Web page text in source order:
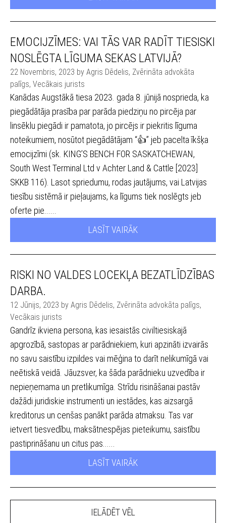
EMOCIJZĪMES: VAI TĀS VAR RADĪT TIESISKI
NOSLĒGTA LĪGUMA SEKAS LATVIJĀ?
22 Novembris, 2023 by Agris Dēdelis, Zvērināta advokāta
palīgs, Vecākais jurists
Kanādas Augstākā tiesa 2023. gada 8. jūnijā nosprieda, ka
piegādātāja prasība par parāda piedziņu no pircēja par
linsēklu piegādi ir pamatota, jo pircējs ir piekritis līguma
noteikumiem, nosūtot piegādātājam “👍” jeb pacelta īkšķa
emocijzīmi (sk. KING’S BENCH FOR SASKATCHEWAN,
South West Terminal Ltd v Achter Land & Cattle [2023]
SKKB 116). Lasot spriedumu, rodas jautājums, vai Latvijas
tiesību sistēmā ir pieļaujams, ka līgums tiek noslēgts jeb
oferte pie......
LASĪT VAIRĀK
RISKI NO VALDES LOCEKĻA BEZATLĪDZĪBAS
DARBA.
12 Jūnijs, 2023 by Agris Dēdelis, Zvērināta advokāta palīgs,
Vecākais jurists
Gandrīz ikviena persona, kas iesaistās civiltiesiskajā
apgrozībā, sastopas ar parādniekiem, kuri apzināti izvairās
no savu saistību izpildes vai mēģina to darīt nelikumīgā vai
neētiskā veidā. Jāuzsver, ka šāda parādnieku uzvedība ir
nepieņemama un pretlikumīga. Strīdu risināšanai pastāv
dažādi juridiskie instrumenti un iestādes, kas aizsargā
kreditorus un cenšas panākt parāda atmaksu. Tas var
ietvert tiesvedību, maksātnespējas pieteikumu, saistību
pastiprināšanu un citus pas......
LASĪT VAIRĀK
IELĀDĒT VĒL